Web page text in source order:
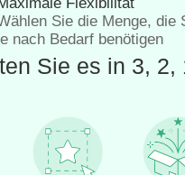
Maximale Flexibilität
Sie die Menge, die
nach Bedarf benötigen
Sie es in 3, 2,